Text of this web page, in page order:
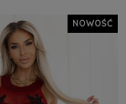
NOWOŚĆ